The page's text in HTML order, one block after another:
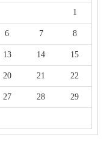
1
6 7 8
13 14 15
20 21 22
27 28 29